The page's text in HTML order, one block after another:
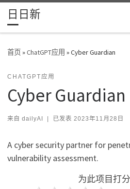
Skip to content
日日新
首页»ChatGPT应用 »Cyber Guardian
CHATGPT应用
Cyber Guardian
来自 dailyAI | 已发表 2023年11月28日
A cyber security partner for
vulnerability assessment.
为此项目打